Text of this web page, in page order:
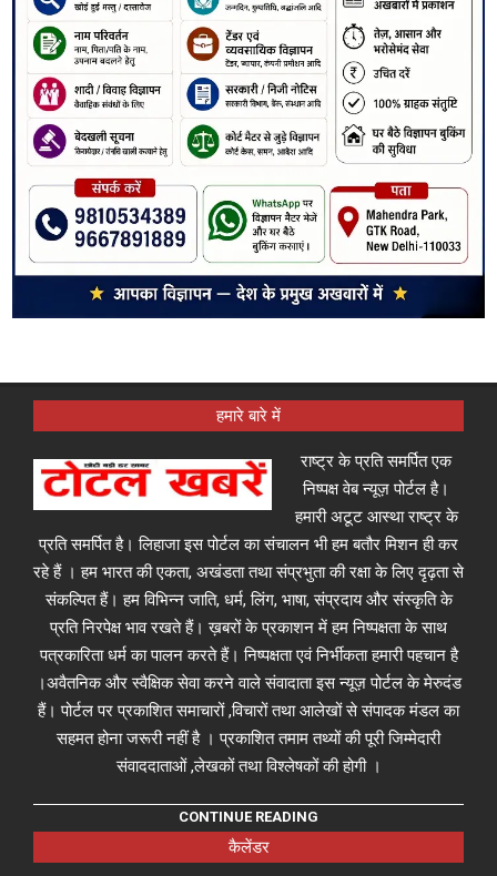
हमारे बारे में
राष्ट्र के प्रति समर्पित एक
निष्पक्ष वेब न्यूज़ पोर्टल है।
हमारी अटूट आस्था राष्ट्र के
प्रति समर्पित है। लिहाजा इस पोर्टल का संचालन भी हम बतौर मिशन ही कर
रहे हैं । हम भारत की एकता, अखंडता तथा संप्रभुता की रक्षा के लिए दृढ़ता से
संकल्पित हैं। हम विभिन्न जाति, धर्म, लिंग, भाषा, संप्रदाय और संस्कृति के
प्रति निरपेक्ष भाव रखते हैं। ख़बरों के प्रकाशन में हम निष्पक्षता के साथ
पत्रकारिता धर्म का पालन करते हैं। निष्पक्षता एवं निर्भीकता हमारी पहचान है
।अवैतनिक और स्वैक्षिक सेवा करने वाले संवादाता इस न्यूज़ पोर्टल के मेरुदंड
हैं। पोर्टल पर प्रकाशित समाचारों ,विचारों तथा आलेखों से संपादक मंडल का
सहमत होना जरूरी नहीं है । प्रकाशित तमाम तथ्यों की पूरी जिम्मेदारी
संवाददाताओं ,लेखकों तथा विश्लेषकों की होगी ।
CONTINUE READING
कैलेंडर